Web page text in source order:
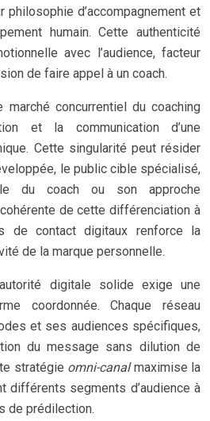
d’accompagnement et
humain. Cette authenticité
avec l’audience, facteur
de faire appel à un coach.
concurrentiel du coaching
et la communication d’une
Cette singularité peut résider
le public cible spécialisé,
du coach ou son approche
de cette différenciation à
de contact digitaux renforce la
de la marque personnelle.
digitale solide exige une
coordonnée. Chaque réseau
et ses audiences spécifiques,
du message sans dilution de
stratégie omni-canalmaximise la
différents segments d’audience à
de prédilection.